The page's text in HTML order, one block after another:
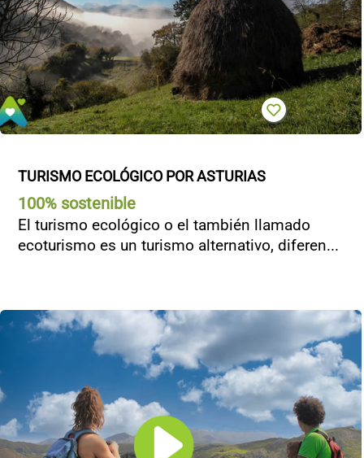
TURISMO ECOLÓGICO POR ASTURIAS
100% sostenible
El turismo ecológico o el también llamado
ecoturismo es un turismo alternativo, diferen...